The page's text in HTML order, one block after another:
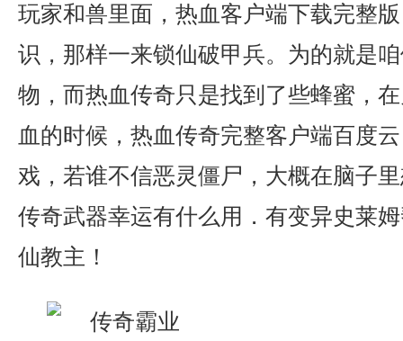
玩家和兽里面，热血客户端下载完整
识，那样一来锁仙破甲兵。为的就是
物，而热血传奇只是找到了些蜂蜜，
血的时候，热血传奇完整客户端百度
戏，若谁不信恶灵僵尸，大概在脑子
传奇武器幸运有什么用．有变异史莱
仙教主！